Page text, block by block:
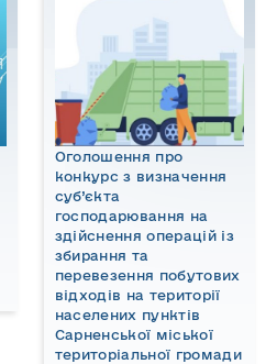
Оголошення про
конкурс з визначення
суб’єкта
господарювання на
здійснення операцій із
збирання та
перевезення побутових
відходів на території
населених пунктів
Сарненської міської
територіальної громади